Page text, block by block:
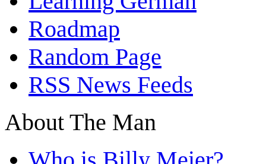
Roadmap
Random Page
RSS News Feeds
About The Man